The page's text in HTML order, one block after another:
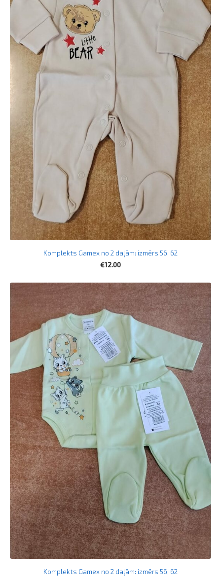
Komplekts Gamex no 2 daļām: izmērs 56, 62
€12.00
Komplekts Gamex no 2 daļām: izmērs 56, 62